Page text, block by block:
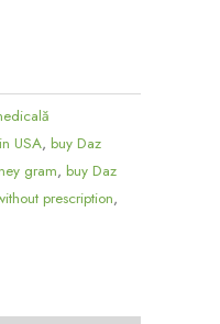
USA, buy Daz
gram, buy Daz
prescription,